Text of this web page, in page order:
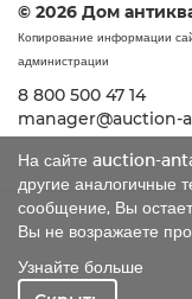
На сайте auction-
другие аналогичные
сообщение, Вы
Вы не возражаете
Узнайте больше
© 2026 Дом
Копирование информации
администрации
8 800 500 47 14
manager@auction-